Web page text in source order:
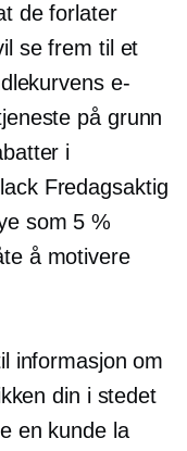
de forlater
se frem til et
e-
på grunn
i
Fredagsaktig
som 5 %
å motivere
informasjon om
din i stedet
en kunde la